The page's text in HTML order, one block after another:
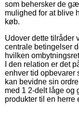
som behersker de
mulighed for at blive
køb.
Udover dette tilråder
centrale betingelser
hvilken
I den relation er det
enhver tid opbevarer
kan bevidne sin
med 1 2-delt låge og
produkter til en herre